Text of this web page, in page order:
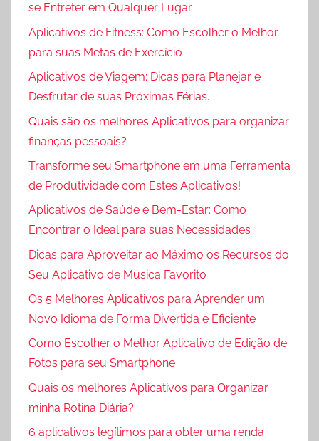
se Entreter em Qualquer Lugar
Aplicativos de Fitness: Como Escolher o Melhor
para suas Metas de Exercício
Aplicativos de Viagem: Dicas para Planejar e
Desfrutar de suas Próximas Férias.
Quais são os melhores Aplicativos para organizar
finanças pessoais?
Transforme seu Smartphone em uma Ferramenta
de Produtividade com Estes Aplicativos!
Aplicativos de Saúde e Bem-Estar: Como
Encontrar o Ideal para suas Necessidades
Dicas para Aproveitar ao Máximo os Recursos do
Seu Aplicativo de Música Favorito
Os 5 Melhores Aplicativos para Aprender um
Novo Idioma de Forma Divertida e Eficiente
Como Escolher o Melhor Aplicativo de Edição de
Fotos para seu Smartphone
Quais os melhores Aplicativos para Organizar
minha Rotina Diária?
6 aplicativos legítimos para obter uma renda